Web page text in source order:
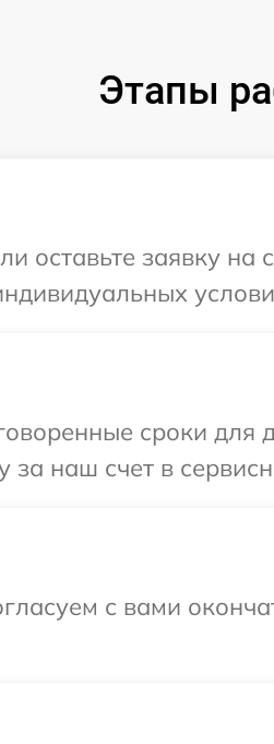
Этапы
оставьте заявку на
сроки для
наш счет в
с вами